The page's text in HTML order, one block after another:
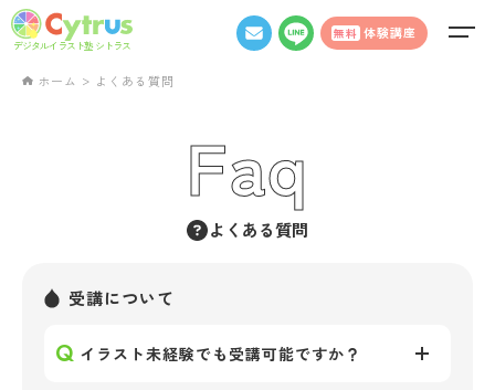
デジタルイラスト塾 シトラス
無料 体験講座
ホーム > よくある質問
Faq
よくある質問
受講について
イラスト未経験でも受講可能ですか？